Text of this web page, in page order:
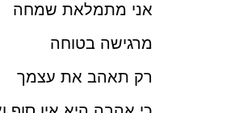
אני מתמלאת שמחה
מרגישה בטוחה
רק תאהב את עצמך